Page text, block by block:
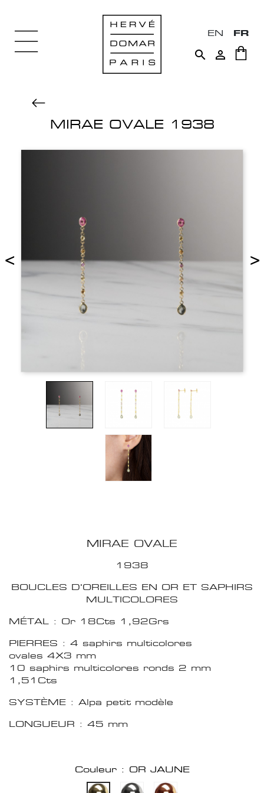
EN FR
 
MIRAE OVALE 1938
< >
MIRAE OVALE
1938
BOUCLES D'OREILLES EN OR ET SAPHIRS
MULTICOLORES
MÉTAL : Or 18Cts 1,92Grs
PIERRES : 4 saphirs multicolores
ovales 4X3 mm
10 saphirs multicolores ronds 2 mm
1,51Cts
SYSTÈME : Alpa petit modèle
LONGUEUR : 45 mm
Couleur : OR JAUNE